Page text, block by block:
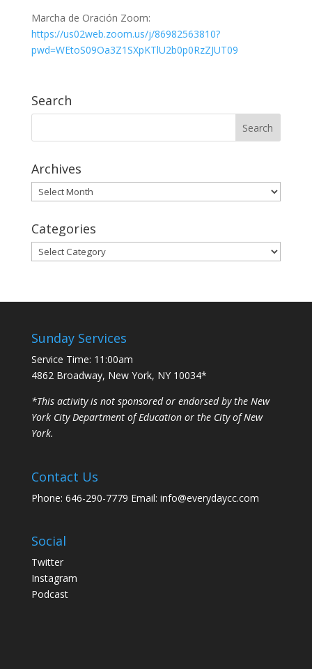
Marcha de Oración Zoom:
https://us02web.zoom.us/j/86982563810?
pwd=WEtoS09Oa3Z1SXpKTlU2b0p0RzZJUT09
Search
Archives
Archives
Categories
Categories
Sunday Services
Service Time: 11:00am
4862 Broadway, New York, NY 10034*
*This activity is not sponsored or endorsed by the New
York City Department of Education or the City of New
York.
Contact Us
Phone: 646-290-7779 Email: info@everydaycc.com
Social
Twitter
Instagram
Podcast